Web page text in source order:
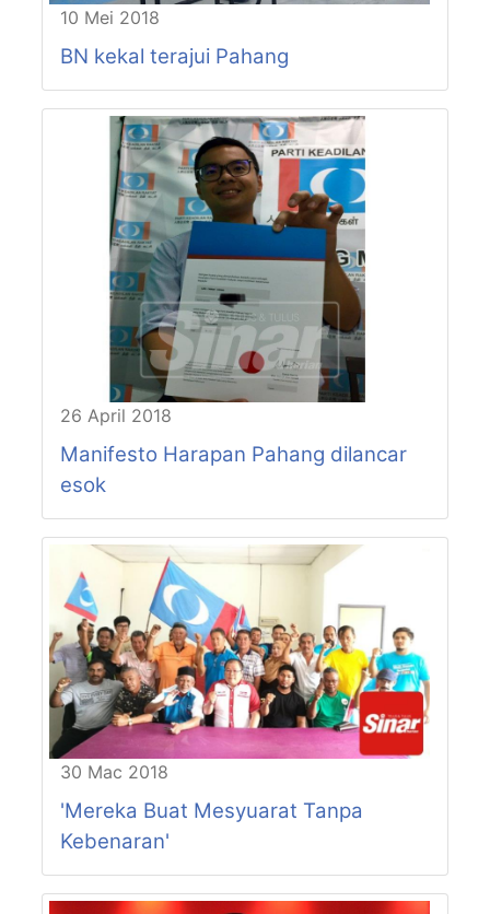
P85-N22
BEBAR
P86-N24
LUIT
P86-N25
KUALA SENTUL
CHENOR
JENDERAK
KERDAU
JENGKA
MENTAKAB
LANCHANG
KUALA SEMANTAN
BILUT
KETARI
SABAI
PELANGAI
P90-N37
GUAI
P90-N38
TRIANG
P90-N39
P91-N41
MUADZAM SHAH
P91-N42
TIOMAN
10 Mei 2018
BN kekal terajui Pahang
26 April 2018
Manifesto Harapan Pahang dilancar
esok
30 Mac 2018
'Mereka Buat Mesyuarat Tanpa
Kebenaran'